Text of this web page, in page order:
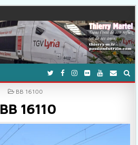
POSTED IN
BB 16100
BB 16110